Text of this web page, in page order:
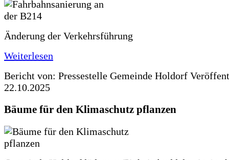
Änderung der Verkehrsführung
Weiterlesen
Bericht von: Pressestelle Gemeinde Holdorf
22.10.2025
Bäume für den Klimaschutz pflanzen